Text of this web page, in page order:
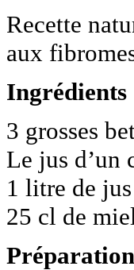
Recette
aux
Ingrédients
3 grosses
Le jus d’un
1 litre de
25 cl de